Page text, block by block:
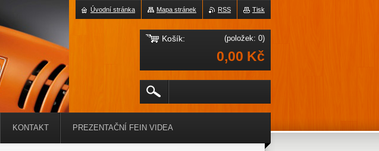
KONTAKT PREZENTAČNÍ FEIN VIDEA
Tisk
RSS
Mapa stránek
Úvodní stránka
Košík: (položek: 0)
0,00 Kč